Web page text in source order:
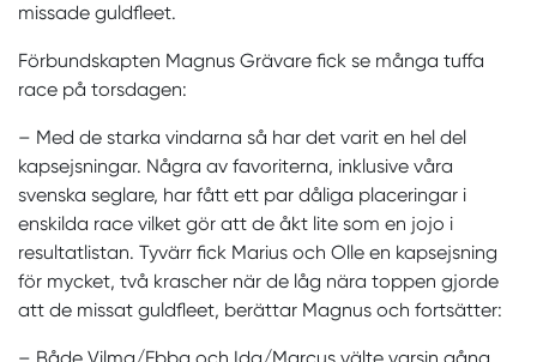
missade guldfleet.
Förbundskapten Magnus Grävare fick se många tuffa
race på torsdagen:
– Med de starka vindarna så har det varit en hel del
kapsejsningar. Några av favoriterna, inklusive våra
svenska seglare, har fått ett par dåliga placeringar i
enskilda race vilket gör att de åkt lite som en jojo i
resultatlistan. Tyvärr fick Marius och Olle en kapsejsning
för mycket, två krascher när de låg nära toppen gjorde
att de missat guldfleet, berättar Magnus och fortsätter: